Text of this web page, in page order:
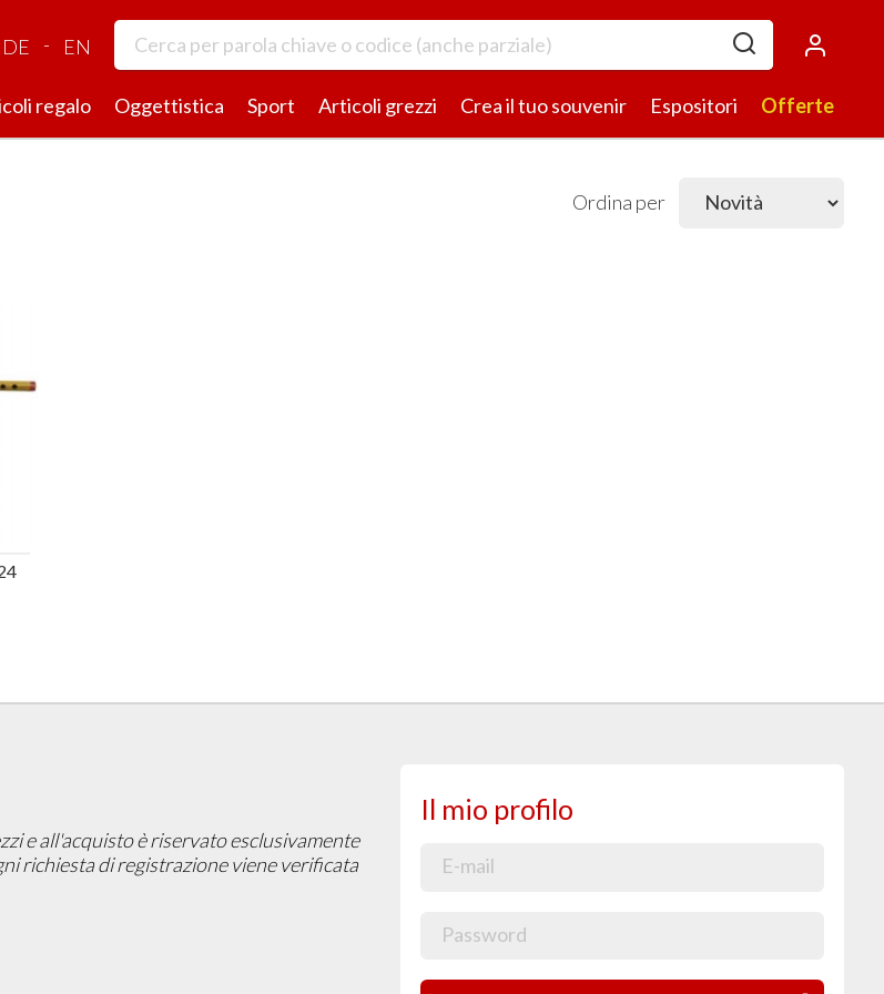
DE - EN
regalo Oggettistica Sport Articoli grezzi Crea il tuo souvenir Espositori Offerte
Ordina per
e all'acquisto è riservato esclusivamente
richiesta di registrazione viene verificata
Il mio profilo